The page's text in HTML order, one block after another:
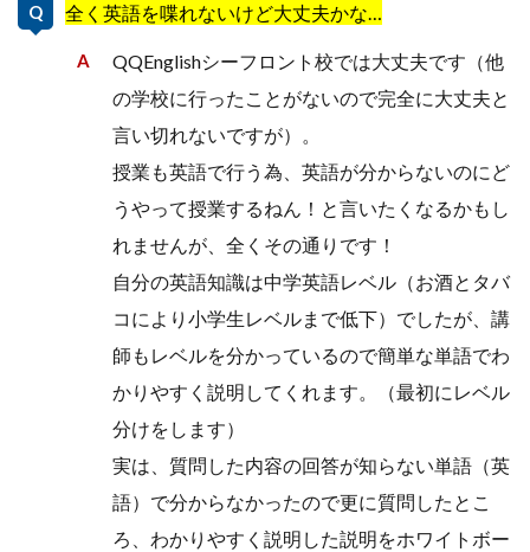
全く英語を喋れないけど大丈夫かな…
QQEnglishシーフロント校では大丈夫です（他
の学校に行ったことがないので完全に大丈夫と
言い切れないですが）。
授業も英語で行う為、英語が分からないのにど
うやって授業するねん！と言いたくなるかもし
れませんが、全くその通りです！
自分の英語知識は中学英語レベル（お酒とタバ
コにより小学生レベルまで低下）でしたが、講
師もレベルを分かっているので簡単な単語でわ
かりやすく説明してくれます。（最初にレベル
分けをします）
実は、質問した内容の回答が知らない単語（英
語）で分からなかったので更に質問したとこ
ろ、わかりやすく説明した説明をホワイトボー